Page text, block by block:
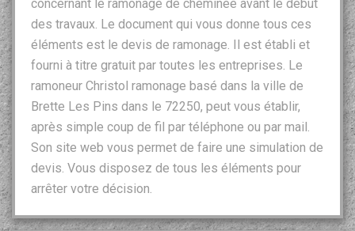
concernant le ramonage de cheminée avant le début
des travaux. Le document qui vous donne tous ces
éléments est le devis de ramonage. Il est établi et
fourni à titre gratuit par toutes les entreprises. Le
ramoneur Christol ramonage basé dans la ville de
Brette Les Pins dans le 72250, peut vous établir,
après simple coup de fil par téléphone ou par mail.
Son site web vous permet de faire une simulation de
devis. Vous disposez de tous les éléments pour
arrêter votre décision.